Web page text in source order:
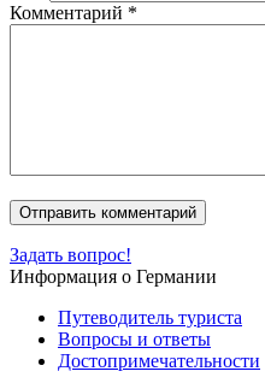
Комментарий *
Задать вопрос!
Информация о Германии
Путеводитель туриста
Вопросы и ответы
Достопримечательности